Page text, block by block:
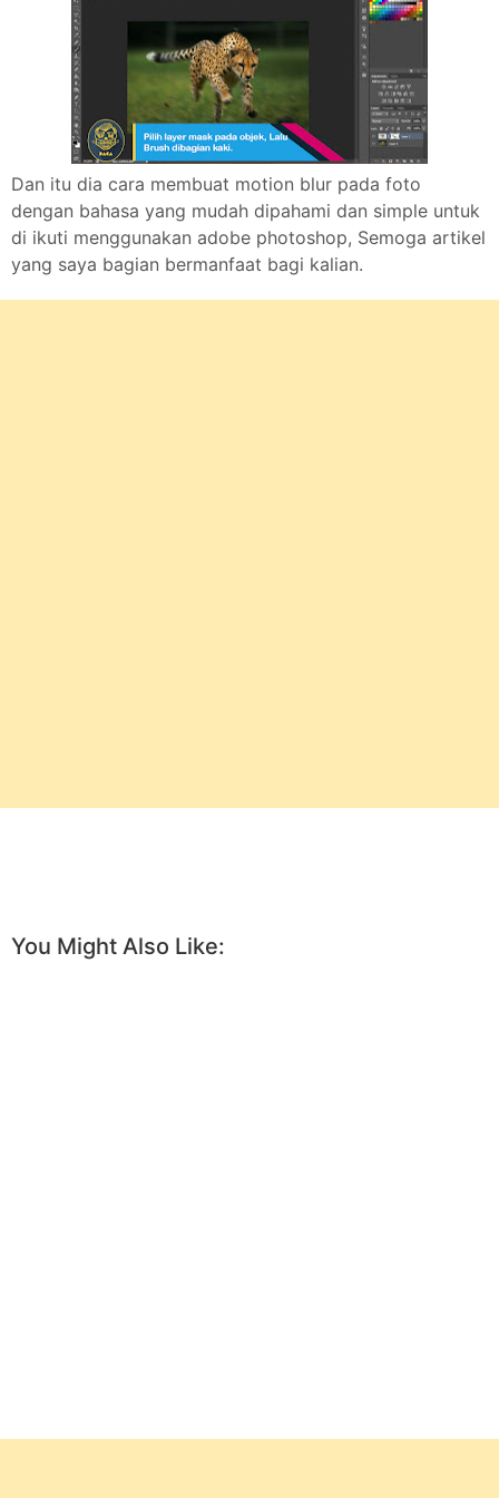
Dan itu dia cara membuat motion blur pada foto
dengan bahasa yang mudah dipahami dan simple untuk
di ikuti menggunakan adobe photoshop, Semoga artikel
yang saya bagian bermanfaat bagi kalian.
You Might Also Like: